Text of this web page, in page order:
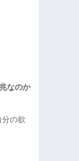
なのか
の欲